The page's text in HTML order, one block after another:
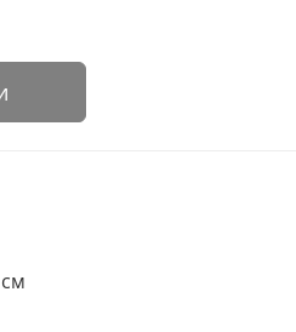
59.1х56х55 см